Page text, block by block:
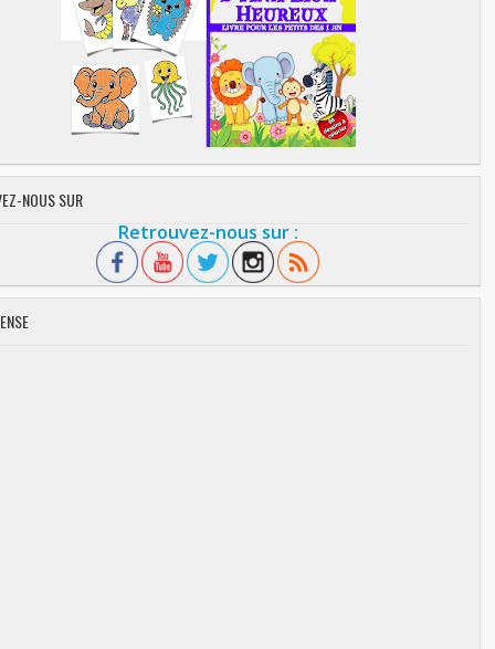
NOUS SUR
Retrouvez-nous sur :